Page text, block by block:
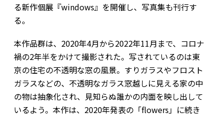
る新作個展『windows』を開催し、写真集も刊行す
る。
本作品群は、2020年4月から2022年11月まで、コロナ
禍の2年半をかけて撮影された。写されているのは東
京の住宅の不透明な窓の風景。すりガラスやフロスト
ガラスなどの、不透明なガラス窓越しに見える家の中
の物は抽象化され、見知らぬ誰かの内面を映し出して
いるよう。本作は、2020年発表の「flowers」に続き